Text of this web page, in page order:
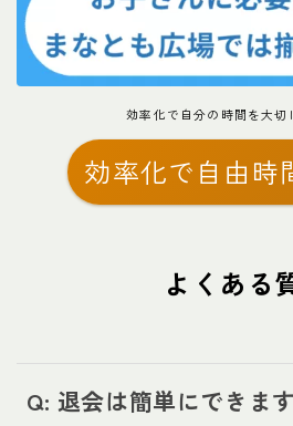
効率化で自分の時間を大切
効率化で自由時
よくある
Q: 退会は簡単にできま